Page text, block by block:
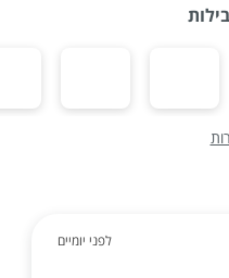
לפני יומיים